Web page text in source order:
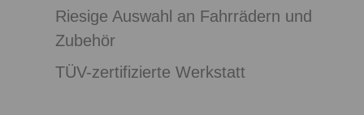
Riesige Auswahl an Fahrrädern und
Zubehör
TÜV-zertifizierte Werkstatt